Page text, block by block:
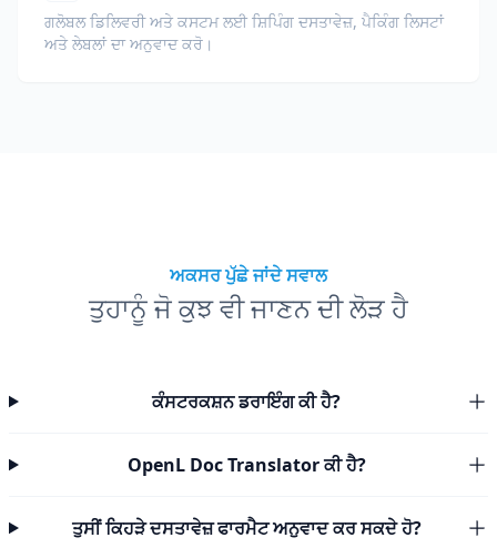
ਗਲੋਬਲ ਡਿਲਿਵਰੀ ਅਤੇ ਕਸਟਮ ਲਈ ਸ਼ਿਪਿੰਗ ਦਸਤਾਵੇਜ਼, ਪੈਕਿੰਗ ਲਿਸਟਾਂ
ਅਤੇ ਲੇਬਲਾਂ ਦਾ ਅਨੁਵਾਦ ਕਰੋ।
ਅਕਸਰ ਪੁੱਛੇ ਜਾਂਦੇ ਸਵਾਲ
ਤੁਹਾਨੂੰ ਜੋ ਕੁਝ ਵੀ ਜਾਣਨ ਦੀ ਲੋੜ ਹੈ
ਕੰਸਟਰਕਸ਼ਨ ਡਰਾਇੰਗ ਕੀ ਹੈ?
OpenL Doc Translator ਕੀ ਹੈ?
ਤੁਸੀਂ ਕਿਹੜੇ ਦਸਤਾਵੇਜ਼ ਫਾਰਮੈਟ ਅਨੁਵਾਦ ਕਰ ਸਕਦੇ ਹੋ?